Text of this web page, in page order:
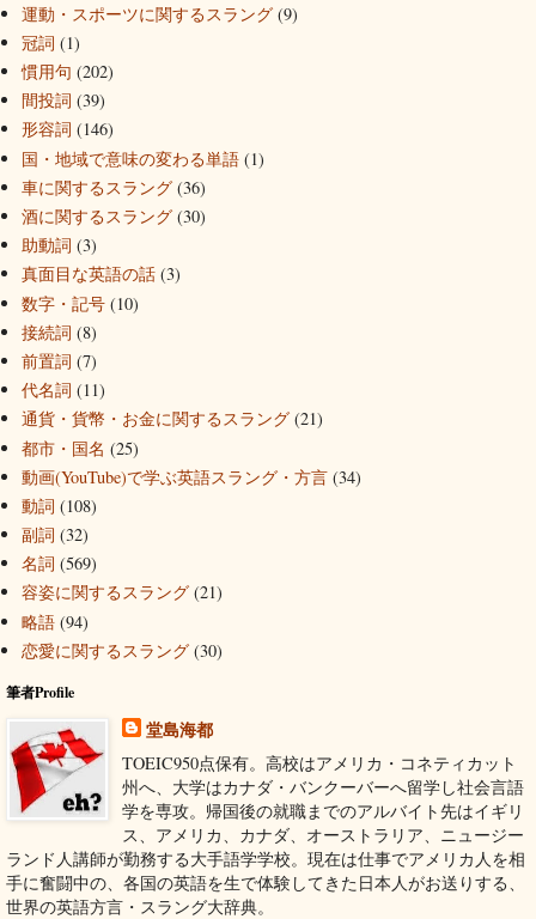
運動・スポーツに関するスラング (9)
冠詞 (1)
慣用句 (202)
間投詞 (39)
形容詞 (146)
国・地域で意味の変わる単語 (1)
車に関するスラング (36)
酒に関するスラング (30)
助動詞 (3)
真面目な英語の話 (3)
数字・記号 (10)
接続詞 (8)
前置詞 (7)
代名詞 (11)
通貨・貨幣・お金に関するスラング (21)
都市・国名 (25)
動画(YouTube)で学ぶ英語スラング・方言 (34)
動詞 (108)
副詞 (32)
名詞 (569)
容姿に関するスラング (21)
略語 (94)
恋愛に関するスラング (30)
筆者Profile
堂島海都
TOEIC950点保有。高校はアメリカ・コネティカット
州へ、大学はカナダ・バンクーバーへ留学し社会言語
学を専攻。帰国後の就職までのアルバイト先はイギリ
ス、アメリカ、カナダ、オーストラリア、ニュージー
ランド人講師が勤務する大手語学学校。現在は仕事でアメリカ人を相
手に奮闘中の、各国の英語を生で体験してきた日本人がお送りする、
世界の英語方言・スラング大辞典。